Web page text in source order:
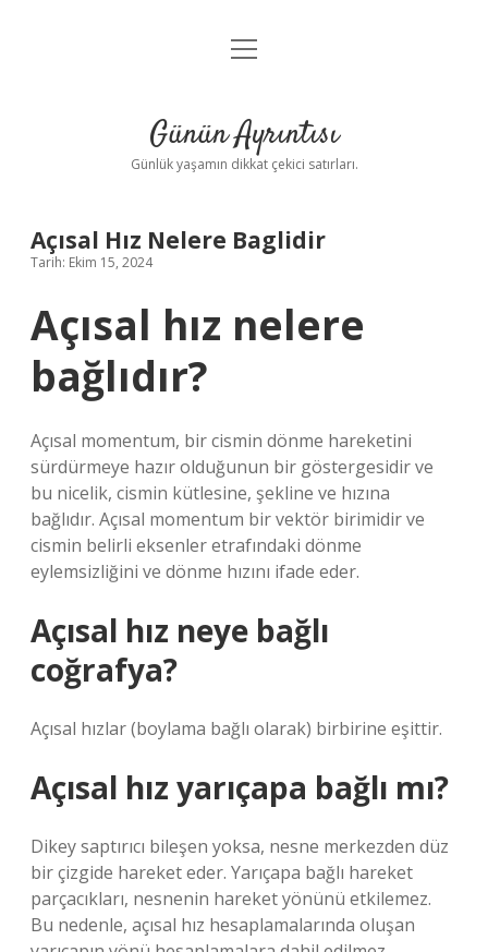
Anasayfa
Yasal Uyarı
menüyü
Günün Ayrıntısı
Günlük yaşamın dikkat çekici satırları.
Açısal Hız Nelere Baglidir
Tarih: Ekim 15, 2024
Açısal hız nelere
bağlıdır?
Açısal momentum, bir cismin dönme hareketini
sürdürmeye hazır olduğunun bir göstergesidir ve
bu nicelik, cismin kütlesine, şekline ve hızına
bağlıdır. Açısal momentum bir vektör birimidir ve
cismin belirli eksenler etrafındaki dönme
eylemsizliğini ve dönme hızını ifade eder.
Açısal hız neye bağlı
coğrafya?
Açısal hızlar (boylama bağlı olarak) birbirine eşittir.
Açısal hız yarıçapa bağlı mı?
Dikey saptırıcı bileşen yoksa, nesne merkezden düz
bir çizgide hareket eder. Yarıçapa bağlı hareket
parçacıkları, nesnenin hareket yönünü etkilemez.
Bu nedenle, açısal hız hesaplamalarında oluşan